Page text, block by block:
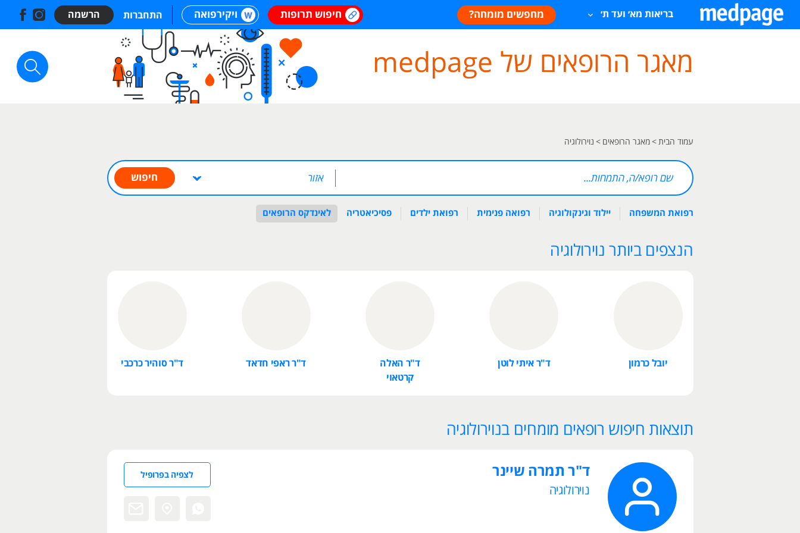
בריאות מא׳ ועד ת׳ מחפשים מומחה? חיפוש תרופות ויקירפואה התחברות הרשמה
מאגר הרופאים של medpage
עמוד הבית > מאגר הרופאים > נוירולוגיה
חיפוש
רפואת המשפחה יילוד וגינקולוגיה רפואה פנימית רפואת ילדים פסיכיאטריה לאינדקס הרופאים
הנצפים ביותר נוירולוגיה
יובל כרמון ד"ר איתי לוטן
ד"ר האלה
קרטאוי
ד"ר ראפי חדאד ד"ר סוהיר כרכבי
תוצאות חיפוש רופאים מומחים בנוירולוגיה
ד"ר תמרה שיינר
נוירולוגיה
לצפיה בפרופיל